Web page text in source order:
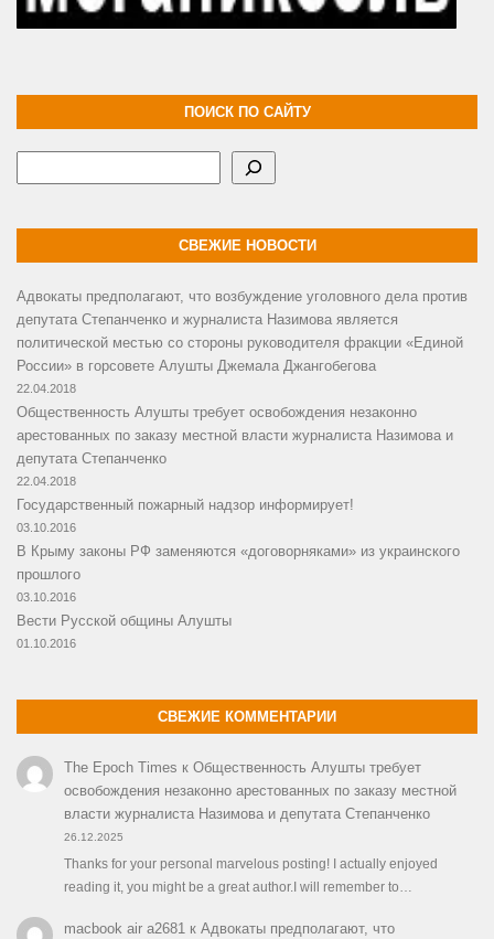
ПОИСК ПО САЙТУ
СВЕЖИЕ НОВОСТИ
Адвокаты предполагают, что возбуждение уголовного дела против
депутата Степанченко и журналиста Назимова является
политической местью со стороны руководителя фракции «Единой
России» в горсовете Алушты Джемала Джангобегова
22.04.2018
Общественность Алушты требует освобождения незаконно
арестованных по заказу местной власти журналиста Назимова и
депутата Степанченко
22.04.2018
Государственный пожарный надзор информирует!
03.10.2016
В Крыму законы РФ заменяются «договорняками» из украинского
прошлого
03.10.2016
Вести Русской общины Алушты
01.10.2016
СВЕЖИЕ КОММЕНТАРИИ
The Epoch Times к Общественность Алушты требует
освобождения незаконно арестованных по заказу местной
власти журналиста Назимова и депутата Степанченко
26.12.2025
Thanks for your personal marvelous posting! I actually enjoyed
reading it, you might be a great author.I will remember to…
macbook air a2681к Адвокаты предполагают, что